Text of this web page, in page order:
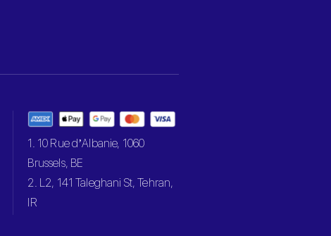
1. 10 Rue d’Albanie, 1060
Brussels, BE
2. L2, 141 Taleghani St, Tehran,
IR